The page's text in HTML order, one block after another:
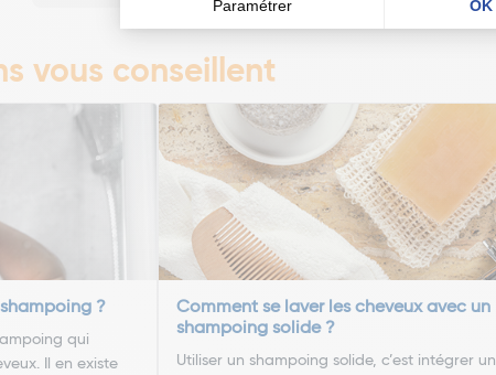
vous conseillent
?
qui
Il en existe
Comment se laver les cheveux avec un
shampoing solide ?
Utiliser un shampoing solide, c’est intégrer un